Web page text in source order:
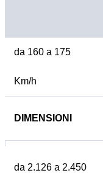
da 160 a 175
Km/h
DIMENSIONI
da 2.126 a 2.450